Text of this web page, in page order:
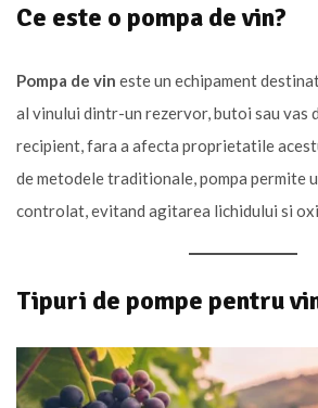
Ce este o pompa de vin?
Pompa de vin este un echipament
al vinului dintr-un rezervor, butoi sau vas
recipient, fara a afecta proprietatile
de metodele traditionale, pompa permite
controlat, evitand agitarea lichidului si
Tipuri de pompe pentru